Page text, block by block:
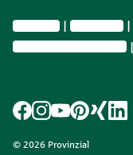
Impressum Datenschutz
Privatsphäre-Einstellungen